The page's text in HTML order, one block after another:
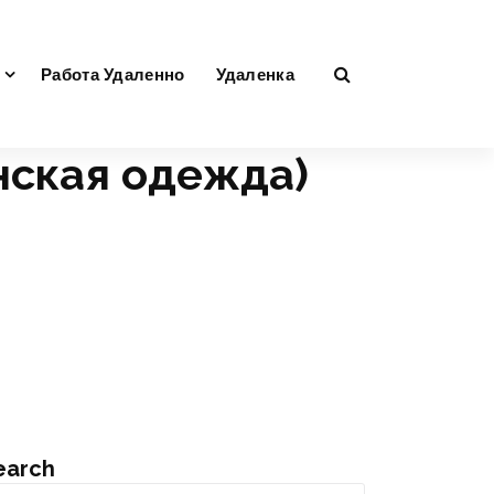
Работа Удаленно Удаленка
одежда)